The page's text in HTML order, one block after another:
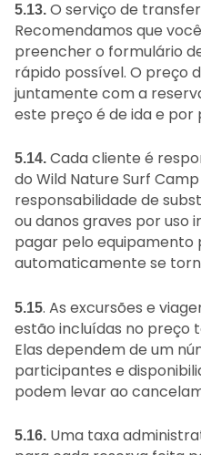
5.13. O serviço de
Recomendamos que
preencher o formulário
rápido possível. O preço
juntamente com a
este preço é de ida e por
5.14. Cada cliente é
do Wild Nature Surf
responsabilidade de
ou danos graves por uso
pagar pelo equipamento
automaticamente se
5.15. As excursões e
estão incluídas no preço
Elas dependem de um
participantes e
podem levar ao
5.16. Uma taxa